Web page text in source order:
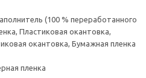
(100 % переработанного
Пластиковая окантовка,
окантовка, Бумажная пленка
пленка